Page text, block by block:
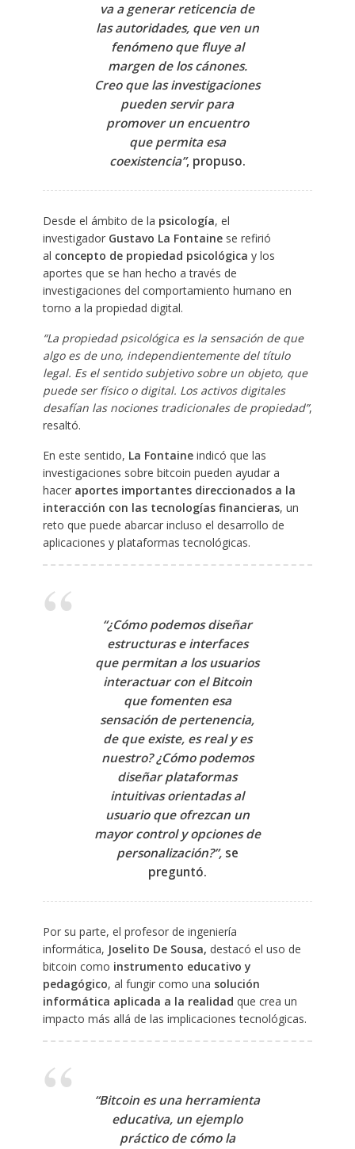
va a generar reticencia de
las autoridades, que ven un
fenómeno que fluye al
margen de los cánones.
Creo que las investigaciones
pueden servir para
promover un encuentro
que permita esa
coexistencia”, propuso.
Desde el ámbito de la psicología, el
investigador Gustavo La Fontainese refirió
al concepto de propiedad psicológica y los
aportes que se han hecho a través de
investigaciones del comportamiento humano en
torno a la propiedad digital.
“La propiedad psicológica es la sensación de que
algo es de uno, independientemente del título
legal. Es el sentido subjetivo sobre un objeto, que
puede ser físico o digital. Los activos digitales
desafían las nociones tradicionales de propiedad”,
resaltó.
En este sentido, La Fontaineindicó que las
investigaciones sobre bitcoin pueden ayudar a
hacer aportes importantes direccionados a la
interacción con las tecnologías financieras, un
reto que puede abarcar incluso el desarrollo de
aplicaciones y plataformas tecnológicas.
“¿Cómo podemos diseñar
estructuras e interfaces
que permitan a los usuarios
interactuar con el Bitcoin
que fomenten esa
sensación de pertenencia,
de que existe, es real y es
nuestro? ¿Cómo podemos
diseñar plataformas
intuitivas orientadas al
usuario que ofrezcan un
mayor control y opciones de
personalización?”,se
preguntó.
Por su parte, el profesor de ingeniería
informática, Joselito De Sousa, destacó el uso de
bitcoin como instrumento educativo y
pedagógico, al fungir como una solución
informática aplicada a la realidad que crea un
impacto más allá de las implicaciones tecnológicas.
“Bitcoin es una herramienta
educativa, un ejemplo
práctico de cómo la